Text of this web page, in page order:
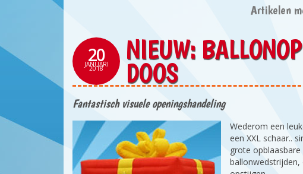
Artikelen
20
JANUARI
2018
NIEUW:
DOOS
Fantastisch visuele openingshandeling
Wederom een
een XXL schaar..
grote